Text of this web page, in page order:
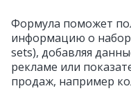
Формула поможет
информацию о
sets), добавляя
рекламе или
продаж, например